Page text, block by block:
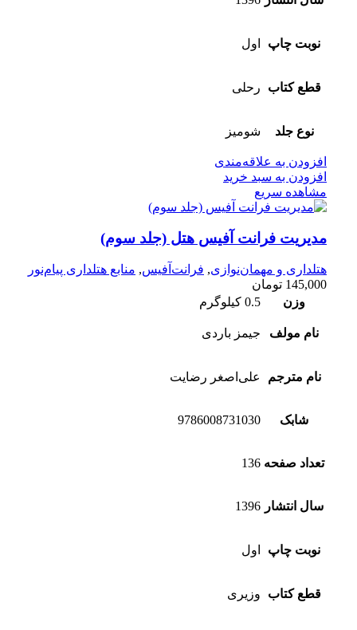
نوبت چاپ اول
قطع کتاب رحلی
نوع جلد شومیز
افزودن به علاقه‌مندی
افزودن به سبد خرید
مشاهده سریع
مدیریت فرانت آفیس هتل (جلد سوم)
هتلداری و مهمان‌نوازی, فرانت‌آفیس, منابع هتلداری پیام‌نور
145,000 تومان
وزن
0.5 کیلوگرم
نام مولف جیمز باردی
نام مترجم علی‌اصغر رضایت
شابک 9786008731030
تعداد صفحه 136
سال انتشار 1396
نوبت چاپ اول
قطع کتاب وزیری